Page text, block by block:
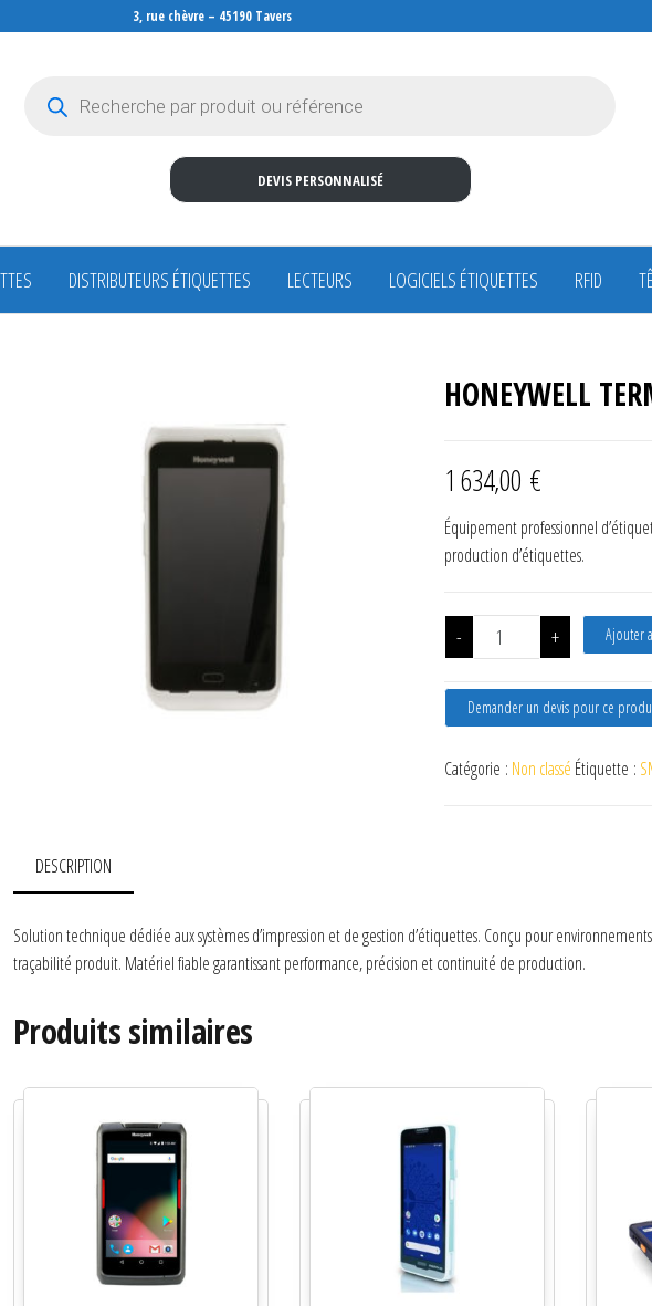
3, rue chèvre – 45190 Tavers
DEVIS PERSONNALISÉ
DISTRIBUTEURS ÉTIQUETTES LECTEURS LOGICIELS ÉTIQUETTES RFID
HONEYWELL
1 634,00 €
Équipement professionnel
production d’étiquettes.
- quantité de HONEYWELL
+ Ajouter
Demander un devis pour ce
Catégorie : Non classé Étiquette :
DESCRIPTION
Solution technique dédiée aux systèmes d’impression et de gestion d’étiquettes. Conçu pour
traçabilité produit. Matériel fiable garantissant performance, précision et continuité de production.
Produits similaires